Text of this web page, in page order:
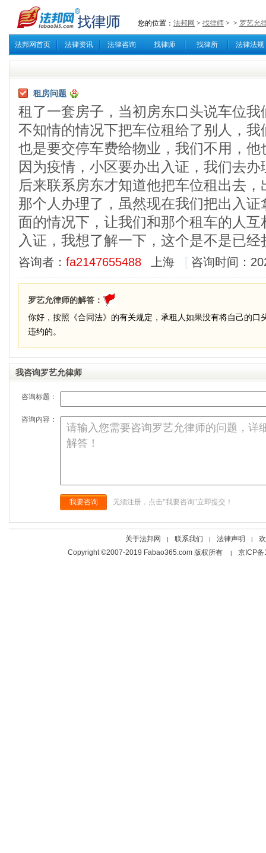
租房问题
租了一套房子，当初房东口头说车位
不知情的情况下把车位租给了别人，
也是要交停车费给物业，我们不用，
因为疫情，小区要办出入证，我们去
后来联系房东才知道他把车位租出去
那个人办理了，虽然现在我们把出入
面的情况下，让我们和那个租车的人
入证，我想了解一下，这个是不是已
咨询者： fa2147655488 上海 [ 咨询时间：
罗艺允律师的解答：
你好，按照《合同法》的有关规定，承租人如果没有将自己的口
违约的。
我咨询罗艺允律师
咨询标题：
咨询内容：
我要咨询 无须注册，点击"我要咨询"立即提交！
您的位置： 法邦网 > 找律师 > > 罗艺允
法邦网首页 法律资讯 法律咨询 找律师 找律所 法律法规
关于法邦网 | 联系我们 | 法律声明 |
Copyright ©2007-2019 Fabao365.com 版权所有
| 京ICP